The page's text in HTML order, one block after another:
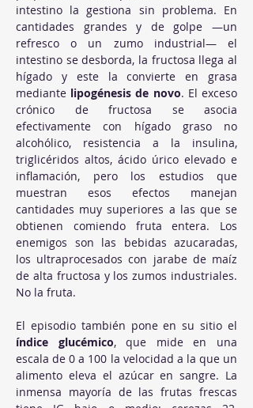
intestino la gestiona sin problema. En
cantidades grandes y de golpe —un
refresco o un zumo industrial— el
intestino se desborda, la fructosa llega al
hígado y este la convierte en grasa
mediante lipogénesis de novo. El exceso
crónico de fructosa se asocia
efectivamente con hígado graso no
alcohólico, resistencia a la insulina,
triglicéridos altos, ácido úrico elevado e
inflamación, pero los estudios que
muestran esos efectos manejan
cantidades muy superiores a las que se
obtienen comiendo fruta entera. Los
enemigos son las bebidas azucaradas,
los ultraprocesados con jarabe de maíz
de alta fructosa y los zumos industriales.
No la fruta.
índice glucémico, que mide en una
escala de 0 a 100 la velocidad a la que un
alimento eleva el azúcar en sangre. La
inmensa mayoría de las frutas frescas